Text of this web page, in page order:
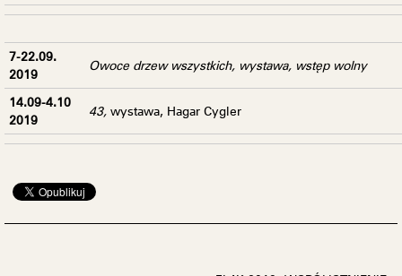
7-22.09.
2019
Owoce drzew wszystkich, wystawa, wstęp wolny
14.09-4.10
2019
43, wystawa, Hagar Cygler